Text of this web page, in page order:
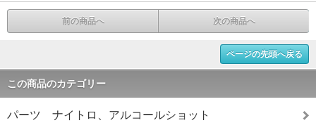
前の商品へ 次の商品へ
ページの先頭へ戻る
この商品のカテゴリー
パーツ ナイトロ、アルコールショット